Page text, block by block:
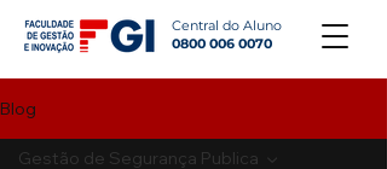
Central do Aluno
0800 006 0070
Blog
Gestão de Segurança Publica